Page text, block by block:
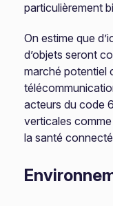
particulièrement
On estime que
d’objets seront
marché potentiel
acteurs du code
verticales comme
la santé